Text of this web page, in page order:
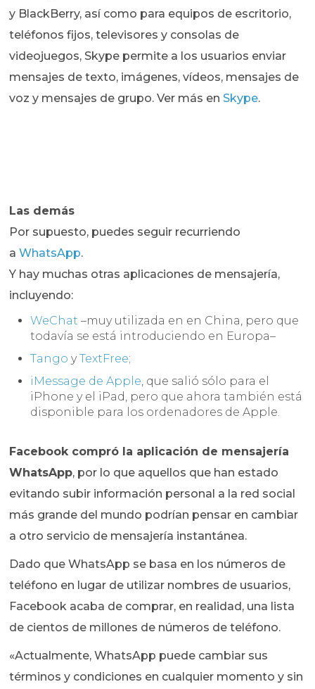
y BlackBerry, así como para equipos de escritorio,
teléfonos fijos, televisores y consolas de
videojuegos, Skype permite a los usuarios enviar
mensajes de texto, imágenes, vídeos, mensajes de
voz y mensajes de grupo. Ver más en Skype.
Las demás
Por supuesto, puedes seguir recurriendo
aWhatsApp.
Y hay muchas otras aplicaciones de mensajería,
incluyendo:
WeChat –muy utilizada en en China, pero que
todavía se está introduciendo en Europa–
Tango yTextFree;
iMessage de Apple, que salió sólo para el
iPhone y el iPad, pero que ahora también está
disponible para los ordenadores de Apple.
Facebook compró la aplicación de mensajería
WhatsApp, por lo que aquellos que han estado
evitando subir información personal a la red social
más grande del mundo podrían pensar en cambiar
a otro servicio de mensajería instantánea.
Dado que WhatsApp se basa en los números de
teléfono en lugar de utilizar nombres de usuarios,
Facebook acaba de comprar, en realidad, una lista
de cientos de millones de números de teléfono.
«Actualmente, WhatsApp puede cambiar sus
términos y condiciones en cualquier momento y sin